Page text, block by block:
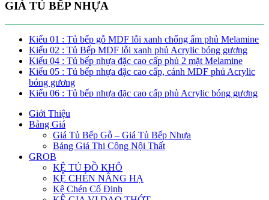
GIÁ TỦ BẾP NHỰA
Kiểu 01 : Tủ bếp gỗ MDF lỗi xanh chống ẩm phủ Melamine
Kiểu 02 : Tủ Bếp MDF lỗi xanh phủ Acrylic bóng gương
Kiểu 04 : Tủ bếp nhựa đặc cao cấp phủ 2 mặt Melamine
Kiểu 05 : Tủ bếp nhựa đặc cao cấp, cánh MDF phủ Acrylic
bóng gương
Kiểu 06 : Tủ bếp nhựa đặc cao cấp phủ Acrylic bóng gương
Giới Thiệu
Bảng Giá
Giá Tủ Bếp Gỗ – Giá Tủ Bếp Nhựa
Bảng Giá Thi Công Nội Thất
GROB
KỆ TỦ ĐỒ KHÔ
KỆ CHÉN NÂNG HẠ
Kệ Chén Cố Định